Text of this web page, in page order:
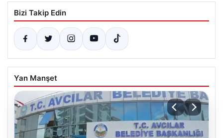
Bizi Takip Edin
Yan Manşet